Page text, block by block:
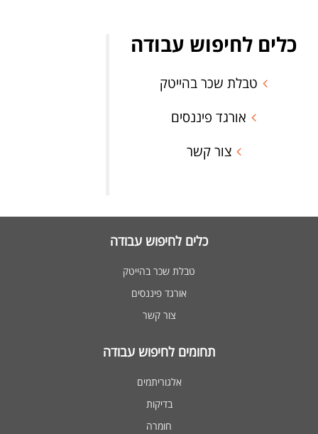
כלים לחיפוש עבודה
טבלת שכר בהייטק
אורגד פיננסים
צור קשר
כלים לחיפוש עבודה
טבלת שכר בהייטק
אורגד פיננסים
צור קשר
תחומים לחיפוש עבודה
אלגוריתמים
בדיקות
חומרה